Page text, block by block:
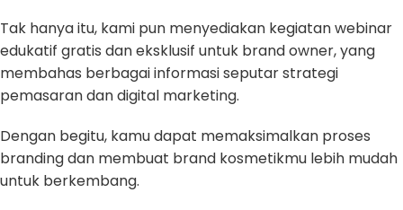
Tak hanya itu, kami pun menyediakan kegiatan webinar
edukatif gratis dan eksklusif untuk brand owner, yang
membahas berbagai informasi seputar strategi
pemasaran dan digital marketing.
Dengan begitu, kamu dapat memaksimalkan proses
branding dan membuat brand kosmetikmu lebih mudah
untuk berkembang.